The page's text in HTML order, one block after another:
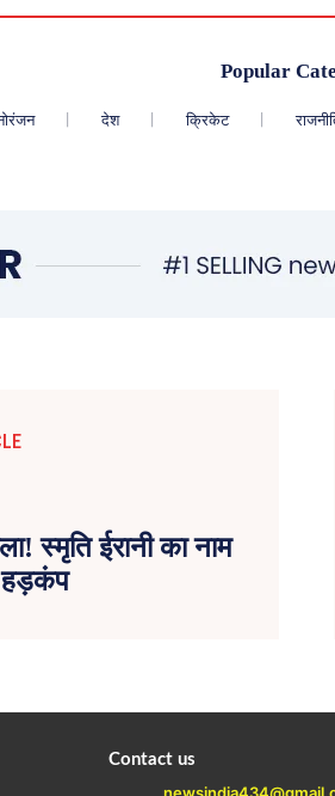
Popular
देश क्रिकेट
स्मृति ईरानी का नाम
हड़कंप
Contact us